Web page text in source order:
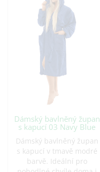
Dámský bavlněný župan
s kapucí 03 Navy Blue
Dámský bavlněný župan
s kapucí v tmavě modré
barvě. Ideální pro